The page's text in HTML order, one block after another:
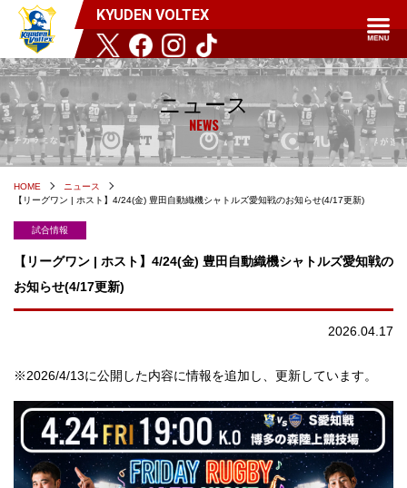
KYUDEN VOLTEX
ニュース
NEWS
HOME
ニュース
【リーグワン | ホスト】4/24(金) 豊田自動織機シャトルズ愛知戦のお知らせ(4/17更新)
試合情報
【リーグワン | ホスト】4/24(金) 豊田自動織機シャトルズ愛知戦の
お知らせ(4/17更新)
2026.04.17
※2026/4/13に公開した内容に情報を追加し、更新しています。